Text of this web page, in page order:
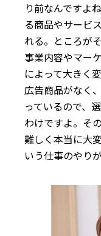
り前なんですよ
る商品やサービ
れる。ところが
事業内容やマー
によって大きく
広告商品がなく
っているので、
わけですよ。そ
難しく本当に大
いう仕事のやり